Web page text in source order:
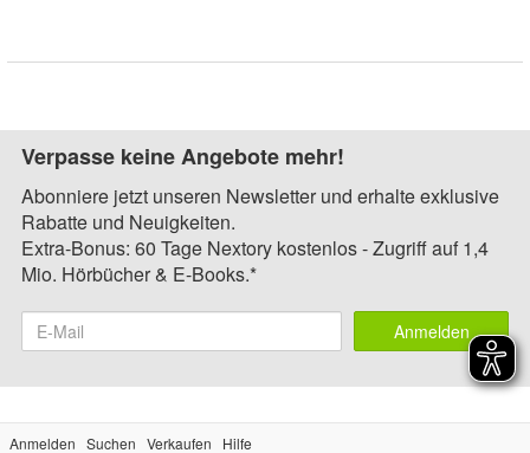
Verpasse keine Angebote mehr!
Abonniere jetzt unseren Newsletter und erhalte exklusive
Rabatte und Neuigkeiten.
Extra-Bonus: 60 Tage Nextory kostenlos - Zugriff auf 1,4
Mio. Hörbücher & E-Books.*
Anmelden
Anmelden Suchen Verkaufen Hilfe